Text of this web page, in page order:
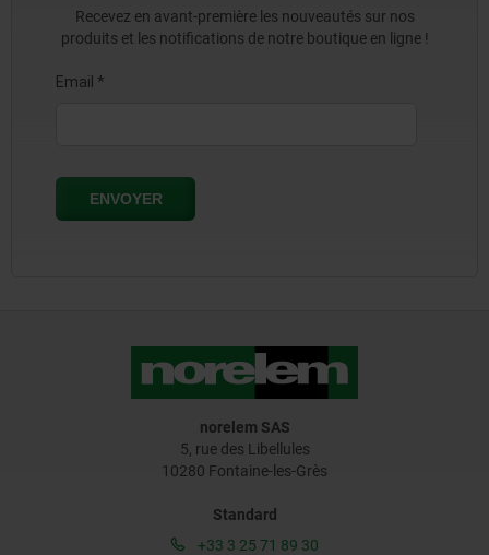
Recevez en avant-première les nouveautés sur nos
produits et les notifications de notre boutique en ligne !
norelem SAS
5, rue des Libellules
10280 Fontaine-les-Grès
Standard
+33 3 25 71 89 30